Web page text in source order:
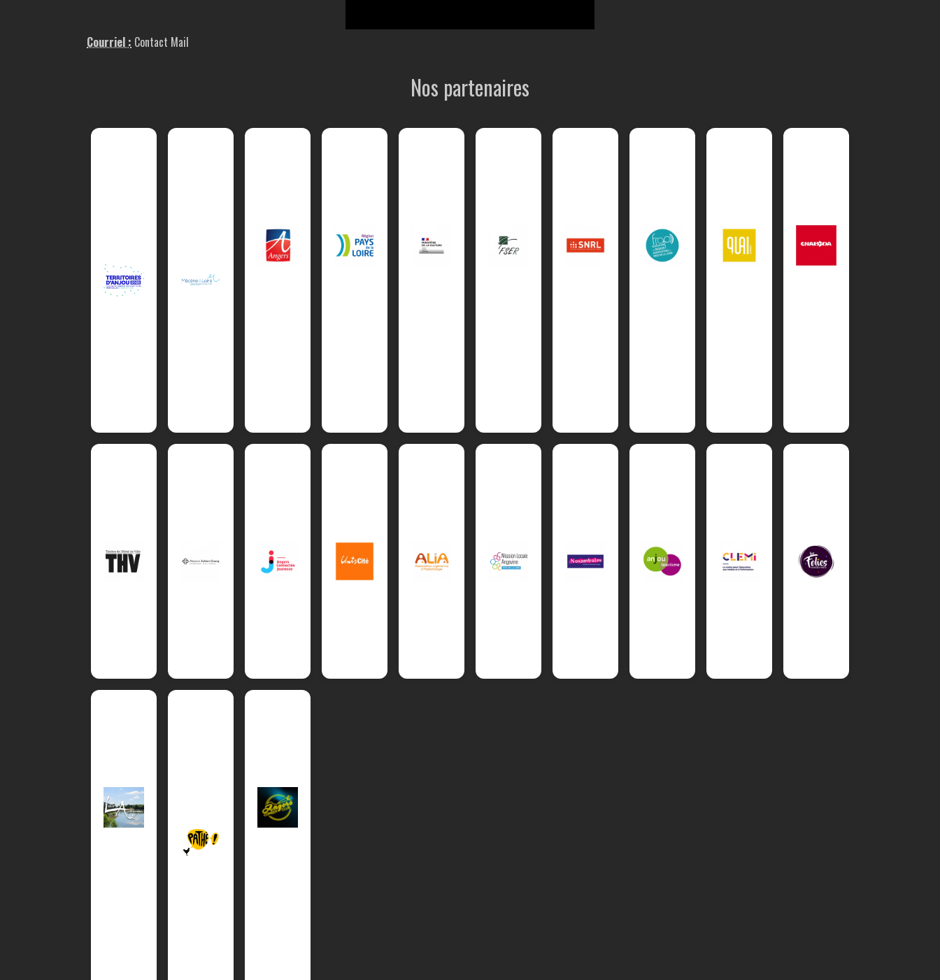
Courriel : Contact Mail
Nos partenaires